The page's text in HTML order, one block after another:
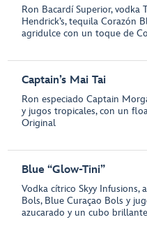
Ron Bacardí Superior, vodka
Hendrick’s, tequila Corazón
agridulce con un toque de
Captain’s Mai Tai
Ron especiado Captain
y jugos tropicales, con un
Original
Blue “Glow-Tini”
Vodka cítrico Skyy Infusions,
Bols, Blue Curaçao Bols y
azucarado y un cubo